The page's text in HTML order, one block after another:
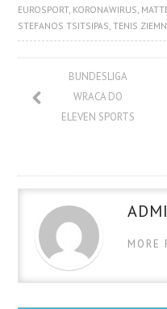
EUROSPORT, KORONAWIRUS,
STEFANOS TSITSIPAS,TENIS
BUNDESLIGA
WRACA DO
ELEVEN SPORTS
MORE